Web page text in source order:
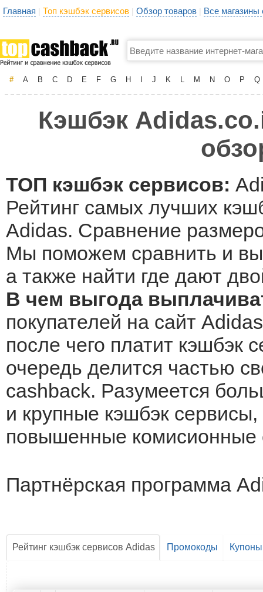
Главная | Топ кэшбэк сервисов | Обзор товаров | Все
# A B C D E F G H J K L M N O P Q
Кэшбэк
ТОП кэшбэк сервисов:
Рейтинг самых лучших
Adidas. Сравнение
Мы поможем сравнить и
а также найти где дают
В чем выгода
покупателей на сайт
после чего платит кэшбэк
очередь делится частью
cashback. Разумеется
и крупные кэшбэк
повышенные комисионные
Партнёрская программа
Рейтинг кэшбэк сервисов Adidas Промокоды Купоны